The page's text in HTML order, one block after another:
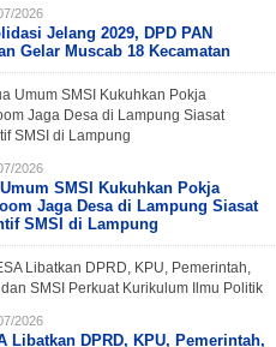
2026
Jelang 2029, DPD PAN
Gelar Muscab 18 Kecamatan
2026
SMSI Kukuhkan Pokja
Jaga Desa di Lampung Siasat
SMSI di Lampung
2026
Libatkan DPRD, KPU, Pemerintah,